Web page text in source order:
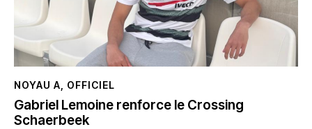
NOYAU A OFFICIEL
Gabriel Lemoine renforce le Crossing
Schaerbeek